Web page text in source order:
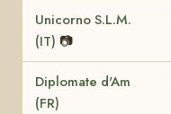
Unicorno S.L.M.
(IT) 📷
Diplomate d'Am
(FR)